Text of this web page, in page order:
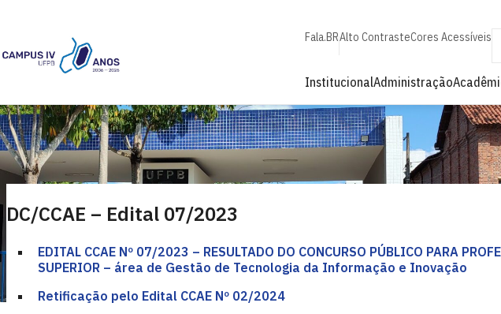
Fala.BRAlto ContrasteCores Acessíveis
InstitucionalAdministração
DC/CCAE – Edital 07/2023
EDITAL CCAE Nº 07/2023 – RESULTADO DO CONCURSO PÚBLICO PARA
SUPERIOR – área de Gestão de Tecnologia da Informação e Inovação
Retificação pelo Edital CCAE Nº 02/2024